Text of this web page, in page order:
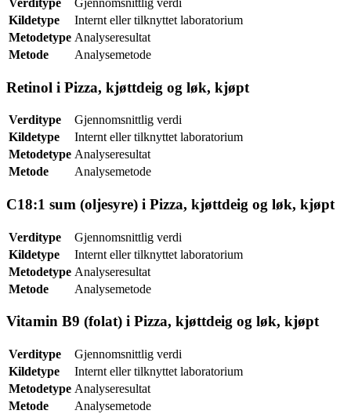
Kildetype
Internt eller tilknyttet laboratorium
Metodetype Analyseresultat
Metode
Analysemetode
Retinol i Pizza, kjøttdeig og løk, kjøpt
Verditype
Gjennomsnittlig verdi
Kildetype
Internt eller tilknyttet laboratorium
Metodetype Analyseresultat
Metode
Analysemetode
C18:1 sum (oljesyre) i Pizza, kjøttdeig og løk, kjøpt
Verditype
Gjennomsnittlig verdi
Kildetype
Internt eller tilknyttet laboratorium
Metodetype Analyseresultat
Metode
Analysemetode
Vitamin B9 (folat) i Pizza, kjøttdeig og løk, kjøpt
Verditype
Gjennomsnittlig verdi
Kildetype
Internt eller tilknyttet laboratorium
Metodetype Analyseresultat
Metode
Analysemetode